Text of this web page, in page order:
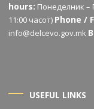
hours: Понеделник –
11:00 часот) Phone /
info@delcevo.gov.mk
USEFUL LINKS